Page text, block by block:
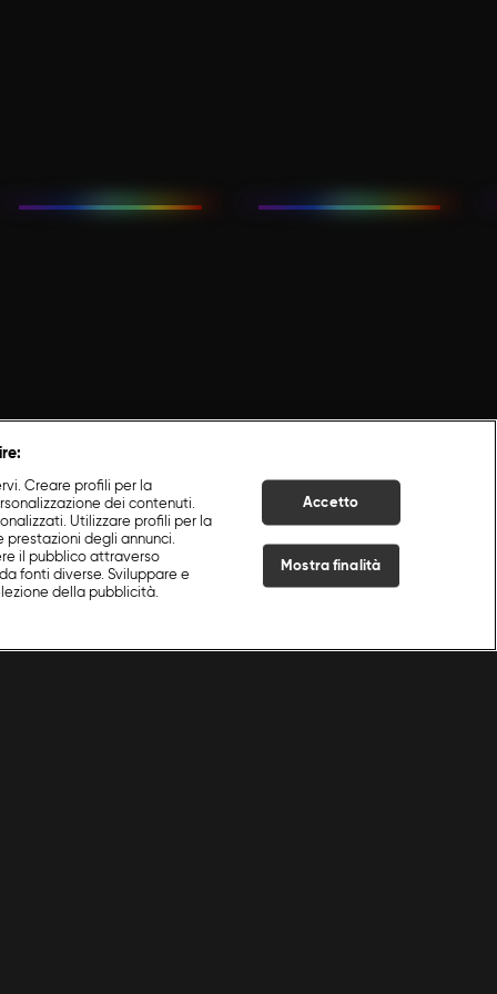
Creare profili per la
dei contenuti.
Utilizzare profili per la
prestazioni degli annunci.
il pubblico attraverso
fonti diverse. Sviluppare e
della pubblicità.
Accetto
Mostra finalità